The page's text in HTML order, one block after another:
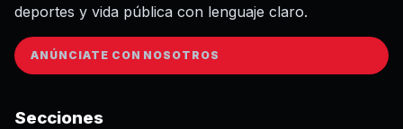
deportes y vida pública con lenguaje claro.
ANÚNCIATE CON NOSOTROS
Secciones